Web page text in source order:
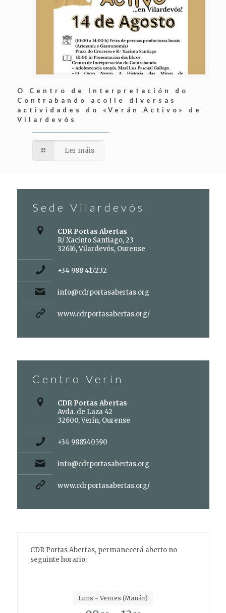
O Centro de Interpretación do
Contrabando acolle diversas
actividades do «Verán Activo» de
Vilardevós
Ler máis
Sede Vilardevós
CDR Portas Abertas
R/ Xacinto Santiago, 23
32616, Vilardevós, Ourense
+34 988 417232
info@cdrportasabertas.org
www.cdrportasabertas.org/
Centro Verín
CDR Portas Abertas
Avda. de Laza 42
32600, Verín, Ourense
+34 988540590
info@cdrportasabertas.org
www.cdrportasabertas.org/
CDR Portas Abertas, permanecerá aberto no
seguinte horario:
Luns - Venres (Mañán)